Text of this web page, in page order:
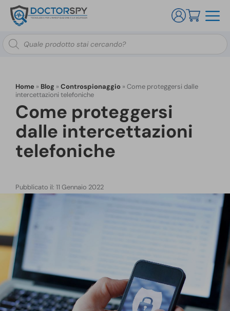
Ricerca
prodotti
Home » Blog » Controspionaggio » Come proteggersi dalle
intercettazioni telefoniche
Come proteggersi
dalle intercettazioni
telefoniche
Pubblicato il: 11 Gennaio 2022